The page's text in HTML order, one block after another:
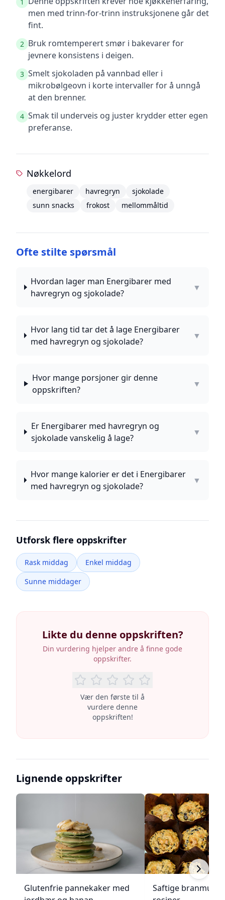
men med trinn-for-trinn instruksjonene går det
fint.
2 Bruk romtemperert smør i bakevarer for
jevnere konsistens i deigen.
3 Smelt sjokoladen på vannbad eller i
mikrobølgeovn i korte intervaller for å unngå
at den brenner.
4 Smak til underveis og juster krydder etter egen
preferanse.
Nøkkelord
energibarer havregryn
sjokolade
sunn snacks
frokost mellommåltid
Ofte stilte spørsmål
Hvordan lager man Energibarer med
havregryn og sjokolade?
▼
Hvor lang tid tar det å lage Energibarer
med havregryn og sjokolade?
▼
Hvor mange porsjoner gir denne
oppskriften?
▼
Er Energibarer med havregryn og
sjokolade vanskelig å lage?
▼
Hvor mange kalorier er det i Energibarer
med havregryn og sjokolade?
▼
Utforsk flere oppskrifter
Rask middag
Enkel middag
Sunne middager
Likte du denne oppskriften?
Din vurdering hjelper andre å finne gode
oppskrifter.
Vær den første til å
vurdere denne
oppskriften!
Lignende oppskrifter
Glutenfrie pannekaker med
Saftige